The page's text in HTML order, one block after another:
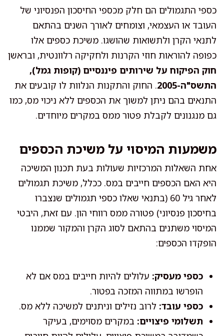
כספי התגמולים הם חלק מכספי החיסכון הפנסיוני של
העובד או העצמאי, וצומחים לאורך השנים בהתאם
לתנאי הקרן ולתשואות שהושגו. משיכת כספים אלו
כפופה להוראות חוזי הקרנות ולחקיקה רלוונטית, ובראשן
חוק הפיקוח על שירותים פיננסיים (קופות גמל),
התשס"ה-2005
. החוק והתקנות הנלוות לו קובעים את
התנאים בהם ניתן למשוך את הכספים ללא ניכוי מס, כמו
גם מנגנונים לקבלת פטור ממס במקרים מיוחדים.
משמעות המיסוי על משיכת הכספים
אחת השאלות המרכזיות שעולות בעת תכנון המשיכה
היא האם הכספים חייבים במס. ככלל, משיכת תגמולים
לאחר גיל 60 (בתנאי שאלו כספי תגמולים שנצברו
בחיסכון פנסיוני) פטורה ממס רווחי הון. עם זאת, היבטי
המיסוי משתנים בהתאם לסוג הקרן והמקור שממנו
הופקדו הכספים:
כספי מעסיק: עלולים להיות חייבים במס אם לא
הופרשו במתווה המזכה בפטור.
כספי עובד: לרוב נזילים וניתנים למשיכה ללא מס.
תשלומי פיצויים: במקרים מסוימים, בעיקר